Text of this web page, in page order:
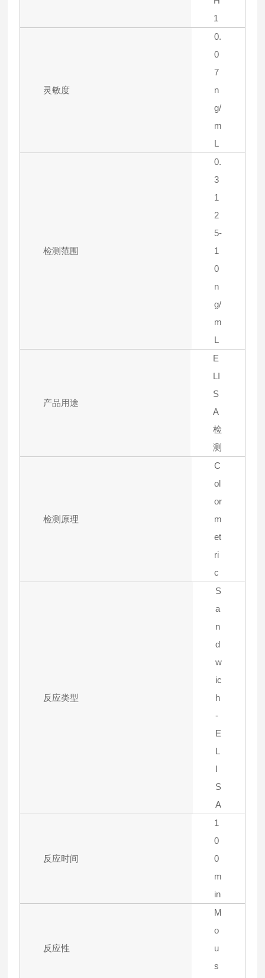
1
灵敏度
0.
0
7
n
g/
m
L
检测范围
0.
3
1
2
5-
1
0
n
g/
m
L
产品用途
E
LI
S
A
检
测
检测原理
C
ol
or
m
et
ri
c
反应类型
S
a
n
d
w
ic
h
-
E
L
I
S
A
反应时间
1
0
0
m
in
反应性
M
o
u
s